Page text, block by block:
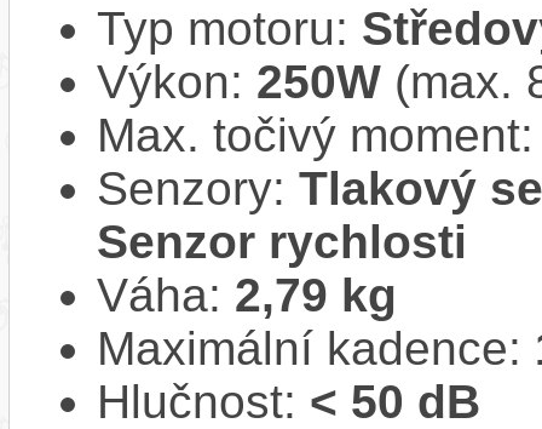
Typ motoru:
Výkon: 250W (max.
Max. točivý
Senzory: Tlakový
Senzor rychlosti
Váha: 2,79 kg
Maximální kadence:
Hlučnost: < 50 dB